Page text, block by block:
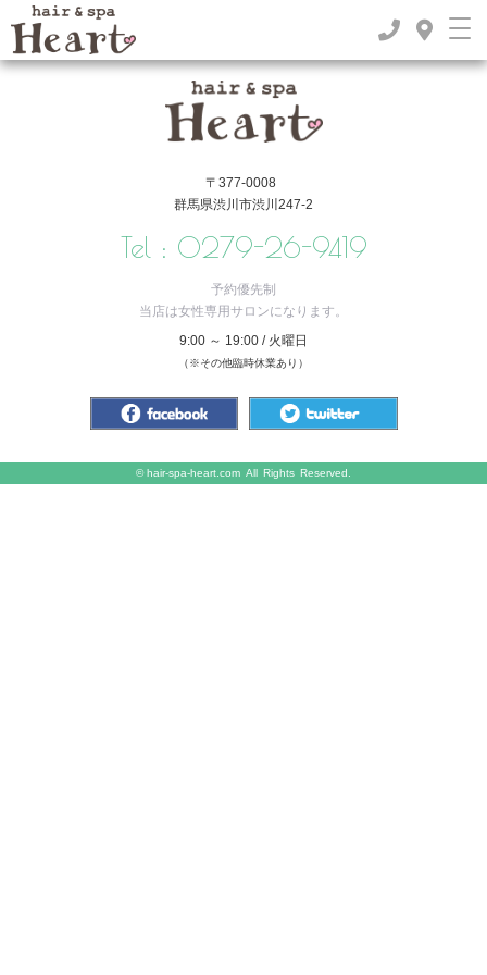
2019年 > 4月
〒377-0008
群馬県渋川市渋川247-2
Tel : 0279-26-9419
予約優先制
当店は女性専用サロンになります。
9:00 ～ 19:00 / 火曜日
（※その他臨時休業あり）
©hair-spa-heart.com All Rights Reserved.